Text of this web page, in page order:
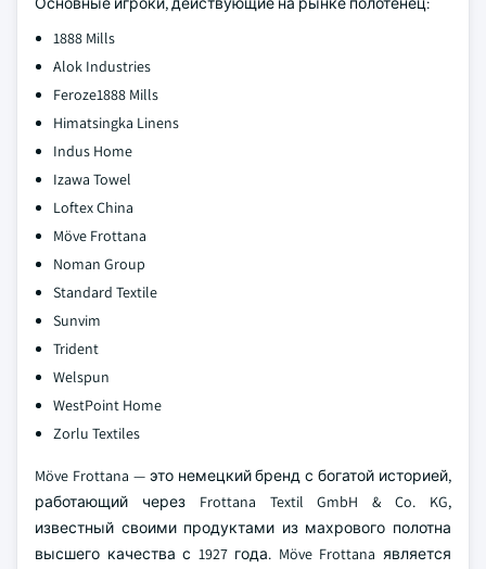
1888 Mills
Alok Industries
Feroze1888 Mills
Himatsingka Linens
Indus Home
Izawa Towel
Loftex China
Möve Frottana
Noman Group
Standard Textile
Sunvim
Trident
Welspun
WestPoint Home
Zorlu Textiles
Möve Frottana — это немецкий бренд с богатой историей,
работающий через Frottana Textil GmbH & Co. KG,
известный своими продуктами из махрового полотна
высшего качества с 1927 года. Möve Frottana является